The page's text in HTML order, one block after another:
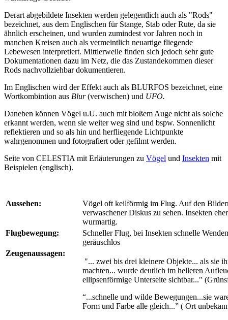
Derart abgebildete Insekten werden gelegentlich auch als "Rods"
bezeichnet, aus dem Englischen für Stange, Stab oder Rute, da sie
ähnlich erscheinen, und wurden zumindest vor Jahren noch in
manchen Kreisen auch als vermeintlich neuartige fliegende
Lebewesen interpretiert. Mittlerweile finden sich jedoch sehr gute
Dokumentationen dazu im Netz, die das Zustandekommen dieser
Rods nachvollziehbar dokumentieren.
Im Englischen wird der Effekt auch als BLURFOS bezeichnet, eine
Wortkombintion aus Blur(verwischen) und UFO.
Daneben können Vögel u.U. auch mit bloßem Auge nicht als solche
erkannt werden, wenn sie weiter weg sind und bspw. Sonnenlicht
reflektieren und so als hin und herfliegende Lichtpunkte
wahrgenommen und fotografiert oder gefilmt werden.
Seite von CELESTIA mit Erläuterungen zu Vögel und Insekten mit
Beispielen (englisch).
Aussehen:
Vögel oft keilförmig im Flug. Auf den
verwaschener Diskus zu sehen. Insekten
wurmartig.
Flugbewegung:
Schneller Flug, bei Insekten schnelle
geräuschlos
Zeugenaussagen:
"... zwei bis drei kleinere Objekte... als sie
machten... wurde deutlich im helleren
ellipsenförmige Unterseite sichtbar..."
“...schnelle und wilde Bewegungen...sie
Form und Farbe alle gleich...” ( Ort